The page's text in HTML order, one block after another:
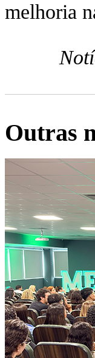
melhoria
Outras